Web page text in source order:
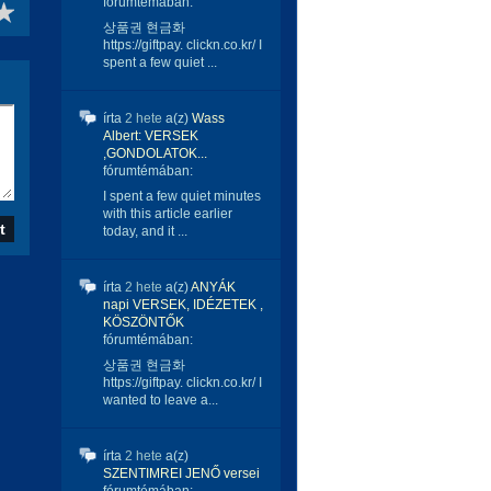
상품권 현금화
https://giftpay. clickn.co.kr/ I
spent a few quiet ...
írta 2 hete a(z) Wass
Albert: VERSEK
,GONDOLATOK...
fórumtémában:
I spent a few quiet minutes
with this article earlier
today, and it ...
írta 2 hete a(z)ANYÁK
napi VERSEK, IDÉZETEK ,
KÖSZÖNTŐK
fórumtémában:
상품권 현금화
https://giftpay. clickn.co.kr/ I
wanted to leave a...
írta 2 hete a(z)
SZENTIMREI JENŐ versei